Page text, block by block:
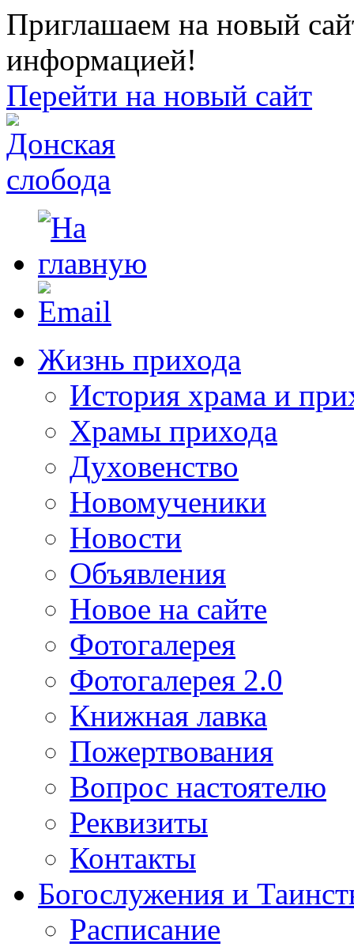
Приглашаем на новый
информацией!
Перейти на новый сайт
Жизнь прихода
История храма и
Храмы прихода
Духовенство
Новомученики
Новости
Объявления
Новое на сайте
Фотогалерея
Фотогалерея 2.0
Книжная лавка
Пожертвования
Вопрос настоятелю
Реквизиты
Контакты
Богослужения и
Расписание